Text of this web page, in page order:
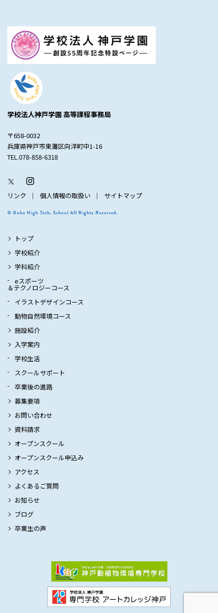
学校法人神戸学園 高等課程事務局
〒658-0032
兵庫県神戸市東灘区向洋町中1-16
TEL.078-858-6318
リンク 個人情報の取扱い サイトマップ
© Kobe High Tech. School All Rights Reserved.
トップ
学校紹介
学科紹介
eスポーツ
＆テクノロジーコース
イラストデザインコース
動物自然環境コース
施設紹介
入学案内
学校生活
スクールサポート
卒業後の進路
募集要項
お問い合わせ
資料請求
オープンスクール
オープンスクール申込み
アクセス
よくあるご質問
お知らせ
ブログ
卒業生の声